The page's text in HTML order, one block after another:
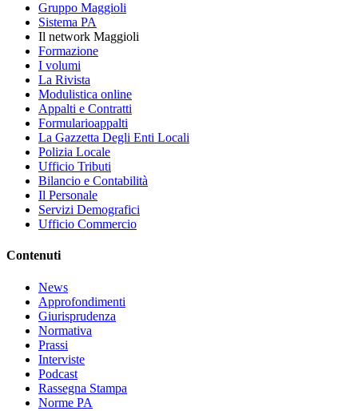
Gruppo Maggioli
Sistema PA
Il network Maggioli
Formazione
I volumi
La Rivista
Modulistica online
Appalti e Contratti
Formularioappalti
La Gazzetta Degli Enti Locali
Polizia Locale
Ufficio Tributi
Bilancio e Contabilità
Il Personale
Servizi Demografici
Ufficio Commercio
Contenuti
News
Approfondimenti
Giurisprudenza
Normativa
Prassi
Interviste
Podcast
Rassegna Stampa
Norme PA